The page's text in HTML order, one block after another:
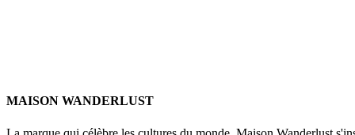
MAISON WANDERLUST